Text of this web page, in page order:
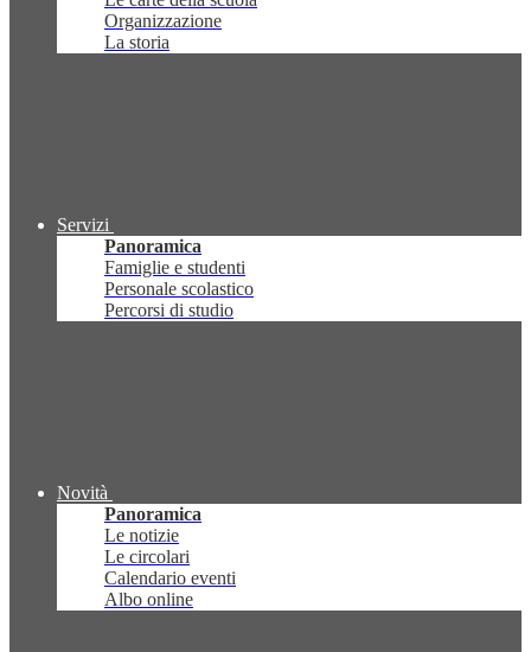
Organizzazione
La storia
Servizi
Panoramica
Famiglie e studenti
Personale scolastico
Percorsi di studio
Novità
Panoramica
Le notizie
Le circolari
Calendario eventi
Albo online